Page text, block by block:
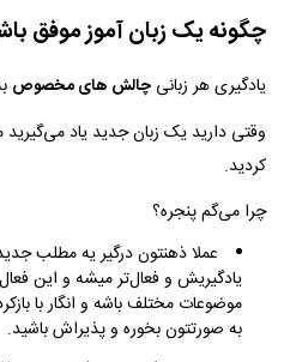
چگونه یک زبان آموز موفق
یادگیری هر زبانی چالش های مخصوص
وقتی دارید یک زبان جدید یاد
کردید.
چرا می‌گم پنجره؟
عملا ذهنتون درگیر یه مطلب
یادگیریش و فعال‌تر میشه و این
موضوعات مختلف باشه و انگار با
به صورتتون بخوره و پذیراش باشید.